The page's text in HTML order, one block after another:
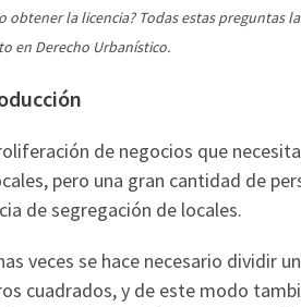
obtener la licencia? Todas estas preguntas
en Derecho Urbanístico.
de negocios que
pero una gran cantidad de
de segregación de locales.
veces se hace necesario dividir
cuadrados, y de este modo